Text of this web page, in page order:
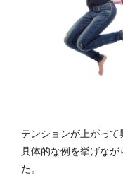
テンションが上がって
具体的な例を挙げなが
た。